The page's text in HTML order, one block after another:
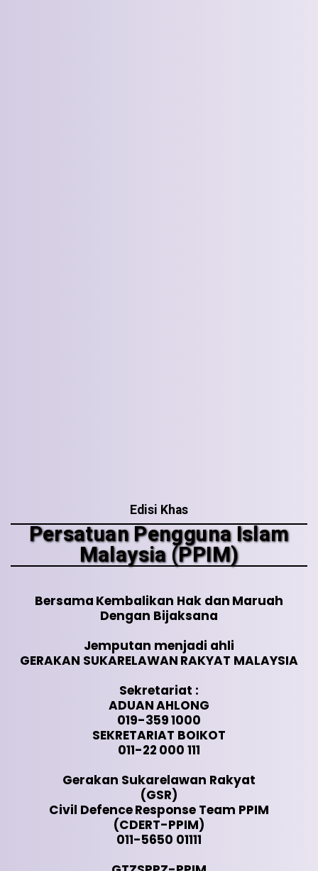
Edisi Khas
Persatuan Pengguna Islam
Malaysia (PPIM)
Bersama Kembalikan Hak dan Maruah
Dengan Bijaksana
Jemputan menjadi ahli
GERAKAN SUKARELAWAN RAKYAT MALAYSIA
Sekretariat :
ADUAN AHLONG
019-359 1000
SEKRETARIAT BOIKOT
011-22 000 111
Gerakan Sukarelawan Rakyat
(GSR)
Civil Defence Response Team PPIM
(CDERT-PPIM)
011-5650 01111